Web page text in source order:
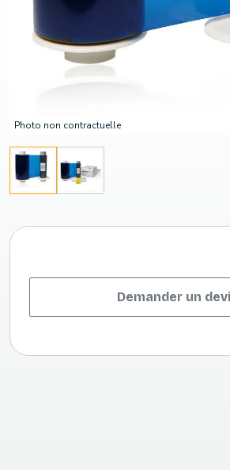
Photo non contractuelle
Demander un